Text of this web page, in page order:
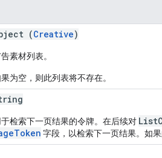
(Creative)
告素材列表。
为空，则此列表将不存在。
于检索下一页结果的令牌。在后续对
字段，以检索下一页结果。如